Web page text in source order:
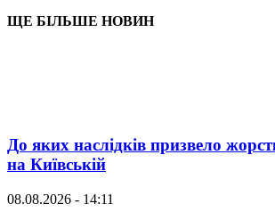
ЩЕ БІЛЬШЕ НОВИН
До яких наслідків призвело
на Київській
08.08.2026 - 14:11